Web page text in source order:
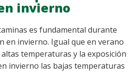
invierno
es fundamental durante
en invierno. Igual que en verano
temperaturas y la exposición
invierno las bajas temperaturas